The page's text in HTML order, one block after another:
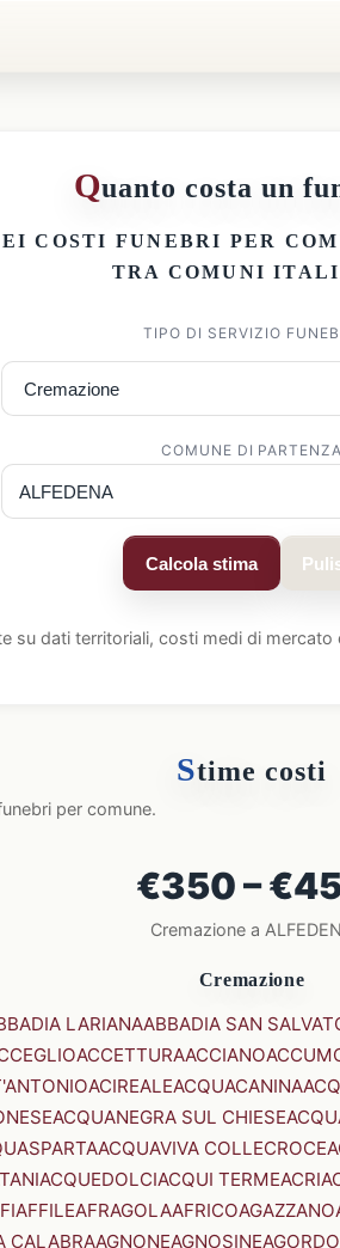
Quanto costa un
COSTI FUNEBRI PER
TRA COMUNI
TIPO DI SERVIZIO
COMUNE DI PARTENZA
Calcola stima
su dati territoriali, costi medi di
Stime costi
per comune.
€350 –
Cremazione a
Cremazione
LARIANAABBADIA SAN
ACCETTURAACCIANO
ACIREALEACQUACANINA
ACQUANEGRA SUL CHIESE
ACQUAVIVA COLLECROCE
ACQUEDOLCIACQUI TERMEACRI
AFFILEAFRAGOLAAFRICOAGAZZANO
CALABRAAGNONEAGNOSINEAGORDO